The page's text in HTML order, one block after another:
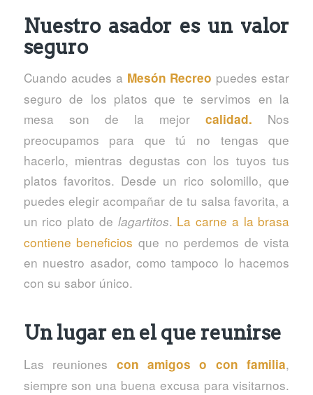
Nuestro asador es un valor
seguro
Cuando acudes a Mesón Recreo puedes estar
seguro de los platos que te servimos en la
mesa son de la mejorcalidad. Nos
preocupamos para que tú no tengas que
hacerlo, mientras degustas con los tuyos tus
platos favoritos. Desde un rico solomillo, que
puedes elegir acompañar de tu salsa favorita, a
un rico plato de lagartitos. La carne a la brasa
contiene beneficios que no perdemos de vista
en nuestro asador, como tampoco lo hacemos
con su sabor único.
Un lugar en el que reunirse
Las reuniones con amigos o con familia,
siempre son una buena excusa para visitarnos.